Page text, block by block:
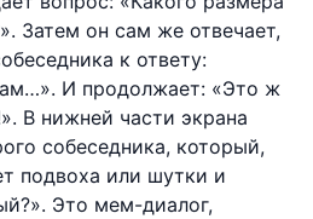
Затем он сам же отвечает,
к ответу:
И продолжает: «Это ж
В нижней части экрана
собеседника, который,
подвоха или шутки и
Это мем-диалог,